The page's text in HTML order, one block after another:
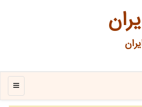
منو